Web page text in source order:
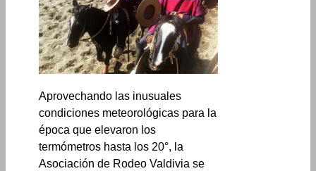
Aprovechando las inusuales
condiciones meteorológicas para la
época que elevaron los
termómetros hasta los 20°, la
Asociación de Rodeo Valdivia se